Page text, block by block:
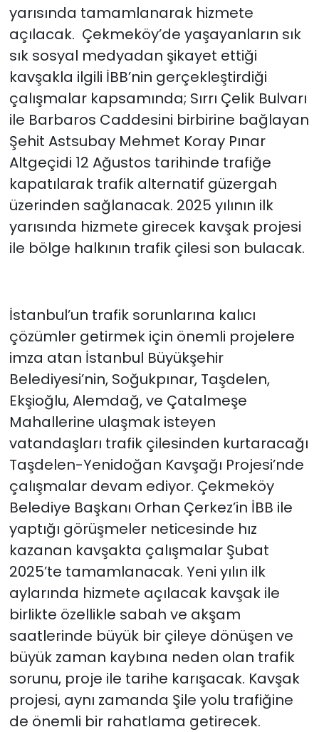
yarısında tamamlanarak hizmete
açılacak. Çekmeköy’de yaşayanların sık
sık sosyal medyadan şikayet ettiği
kavşakla ilgili İBB’nin gerçekleştirdiği
çalışmalar kapsamında; Sırrı Çelik Bulvarı
ile Barbaros Caddesini birbirine bağlayan
Şehit Astsubay Mehmet Koray Pınar
Altgeçidi 12 Ağustos tarihinde trafiğe
kapatılarak trafik alternatif güzergah
üzerinden sağlanacak. 2025 yılının ilk
yarısında hizmete girecek kavşak projesi
ile bölge halkının trafik çilesi son bulacak.
İstanbul’un trafik sorunlarına kalıcı
çözümler getirmek için önemli projelere
imza atan İstanbul Büyükşehir
Belediyesi’nin, Soğukpınar, Taşdelen,
Ekşioğlu, Alemdağ, ve Çatalmeşe
Mahallerine ulaşmak isteyen
vatandaşları trafik çilesinden kurtaracağı
Taşdelen-Yenidoğan Kavşağı Projesi’nde
çalışmalar devam ediyor. Çekmeköy
Belediye Başkanı Orhan Çerkez’in İBB ile
yaptığı görüşmeler neticesinde hız
kazanan kavşakta çalışmalar Şubat
2025’te tamamlanacak. Yeni yılın ilk
aylarında hizmete açılacak kavşak ile
birlikte özellikle sabah ve akşam
saatlerinde büyük bir çileye dönüşen ve
büyük zaman kaybına neden olan trafik
sorunu, proje ile tarihe karışacak. Kavşak
projesi, aynı zamanda Şile yolu trafiğine
de önemli bir rahatlama getirecek.